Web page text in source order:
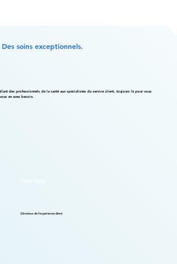
soins exceptionnels.
des professionnels de la santé aux spécialistes du service client, toujours là pour vous
en avez besoin.
Directeur de l'expérience client